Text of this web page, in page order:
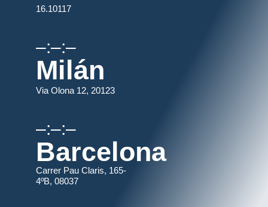
16.10117
–:–:–
Milán
Via Olona 12, 20123
–:–:–
Barcelona
Carrer Pau Claris, 165-
4ºB, 08037